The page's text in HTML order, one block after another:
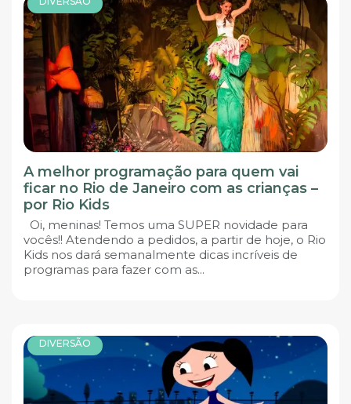
A melhor programação para quem vai
ficar no Rio de Janeiro com as crianças –
por Rio Kids
Oi, meninas! Temos uma SUPER novidade para
vocês!! Atendendo a pedidos, a partir de hoje, o Rio
Kids nos dará semanalmente dicas incríveis de
programas para fazer com as...
DIVERSÃO